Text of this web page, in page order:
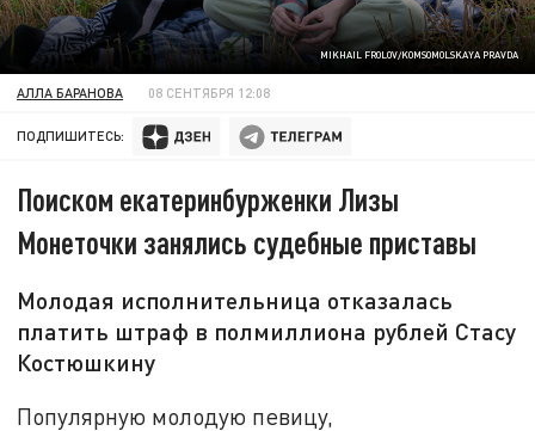
MIKHAIL FROLOV/KOMSOMOLSKAYA PRAVDA
АЛЛА БАРАНОВА 08 СЕНТЯБРЯ 12:08
ПОДПИШИТЕСЬ:
Поиском екатеринбурженки Лизы
Монеточки занялись судебные приставы
Молодая исполнительница отказалась
платить штраф в полмиллиона рублей Стасу
Костюшкину
Популярную молодую певицу,